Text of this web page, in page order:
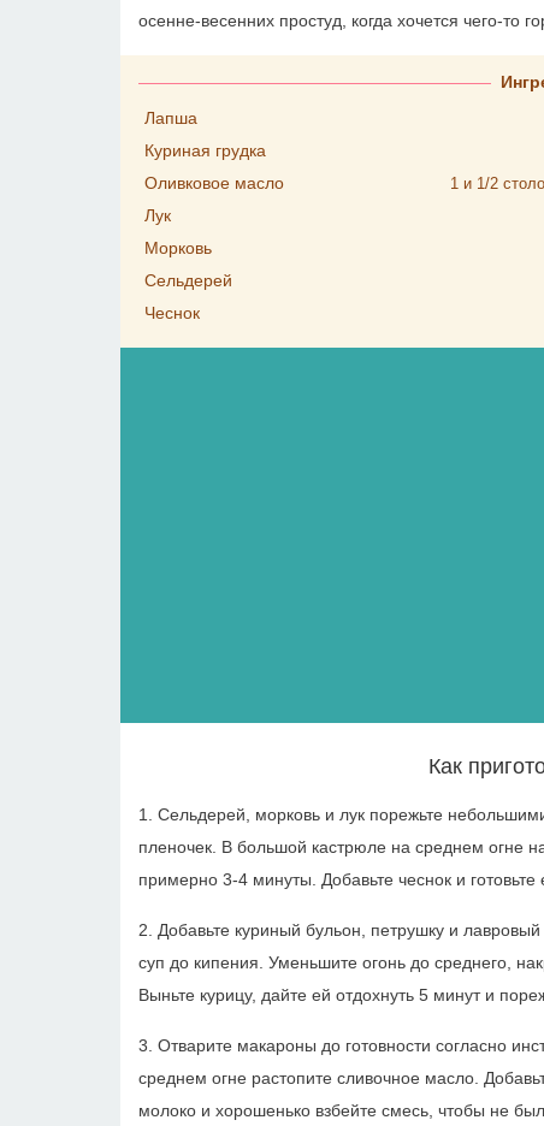
осенне-весенних простуд, когда хочется чего-то
Лапша
Куриная грудка
Оливковое масло 1 и 1/2
Лук
Морковь
Сельдерей
Чеснок
Как
1. Сельдерей, морковь и лук порежьте
пленочек. В большой кастрюле на среднем огне
примерно 3-4 минуты. Добавьте чеснок и готовьте
2. Добавьте куриный бульон, петрушку и
суп до кипения. Уменьшите огонь до среднего,
Выньте курицу, дайте ей отдохнуть 5 минут и
3. Отварите макароны до готовности согласно
среднем огне растопите сливочное масло.
молоко и хорошенько взбейте смесь, чтобы не